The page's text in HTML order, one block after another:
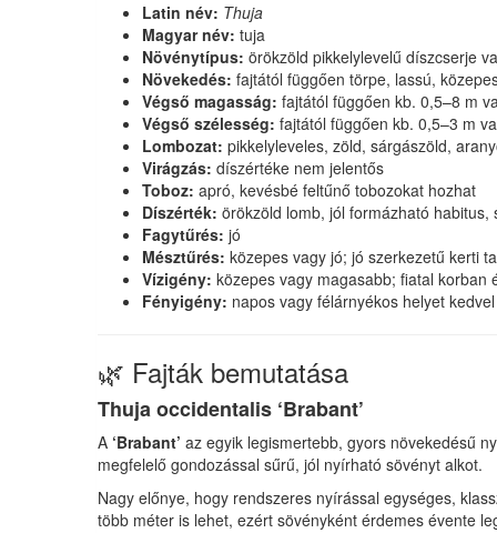
Latin név: Thuja
Magyar név: tuja
Növénytípus: örökzöld pikkelylevelű díszcserje
Növekedés: fajtától függően törpe, lassú,
Végső magasság: fajtától függően kb. 0,5–8 m
Végső szélesség: fajtától függően kb. 0,5–3 m
Lombozat: pikkelyleveles, zöld, sárgászöld,
Virágzás: díszértéke nem jelentős
Toboz: apró, kevésbé feltűnő tobozokat hozhat
Díszérték: örökzöld lomb, jól formázható habitus,
Fagytűrés: jó
Mésztűrés: közepes vagy jó; jó szerkezetű kerti
Vízigény: közepes vagy magasabb; fiatal korban
Fényigény: napos vagy félárnyékos helyet kedvel
🌿 Fajták bemutatása
Thuja occidentalis ‘Brabant’
A ‘Brabant’ az egyik legismertebb, gyors növekedésű
megfelelő gondozással sűrű, jól nyírható sövényt alkot.
Nagy előnye, hogy rendszeres nyírással egységes,
több méter is lehet, ezért sövényként érdemes évente